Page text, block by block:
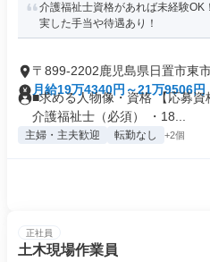
介護福祉士資格があれば未経験
実した手当や待遇あり！
〒899-2202鹿児島県日置市東
月給19万4340円～21万9506円
■求める人物像・資格 【応募資
介護福祉士（必須） ・18...
主婦・主夫歓迎 転勤なし +2個
正社員
土木現場作業員